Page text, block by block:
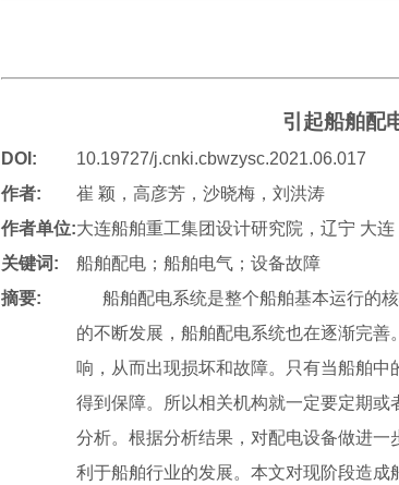
引起船舶配
DOI:
10.19727/j.cnki.cbwzysc.2021.06.017
作者:
崔 颖，高彦芳，沙晓梅，刘洪涛
作者单位:大连船舶重工集团设计研究院，辽宁 大
关键词:
船舶配电；船舶电气；设备故障
摘要:
船舶配电系统是整个船舶基本运行的核
的不断发展，船舶配电系统也在逐渐完
响，从而出现损坏和故障。只有当船舶
得到保障。所以相关机构就一定要定期
分析。根据分析结果，对配电设备做进
利于船舶行业的发展。本文对现阶段造成